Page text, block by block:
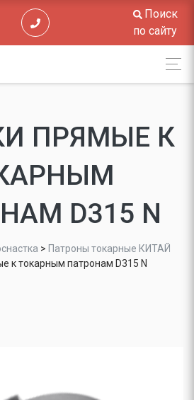
Поиск
по сайту
ПРЯМЫЕ К
D315 N
> Патроны токарные КИТАЙ
к токарным патронам D315 N